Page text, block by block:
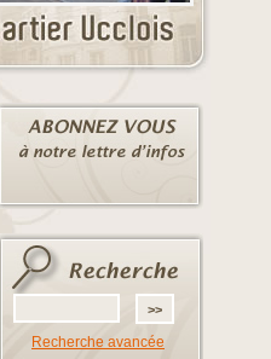
Recherche avancée